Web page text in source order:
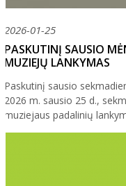
2026-01-25
PASKUTINĮ SAUSIO
MUZIEJŲ LANKYMAS
Paskutinį sausio
2026 m. sausio 25 d.,
muziejaus padalinių